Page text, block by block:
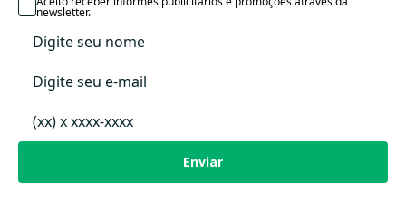
Lavagem á máquina, secagem varal.
Tamanho Único - 75 X 85
Enviar
newsletter.